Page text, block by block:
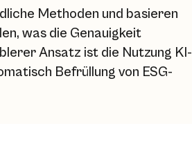
Methoden und basieren
was die Genauigkeit
Ansatz ist die Nutzung KI-
Befrüllung von ESG-